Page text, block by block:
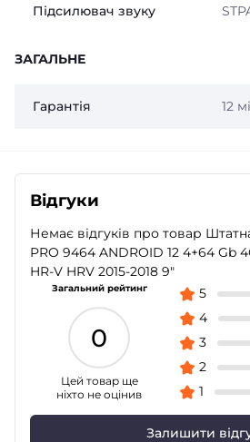
Підсилювач звуку
ЗАГАЛЬНЕ
Гарантія 12
Відгуки
Немає відгуків про товар
PRO 9464 ANDROID 12 4+64 Gb
HR-V HRV 2015-2018 9"
Загальний рейтинг
0
Цей товар ще
ніхто не оцінив
5
4
3
2
1
Залишити